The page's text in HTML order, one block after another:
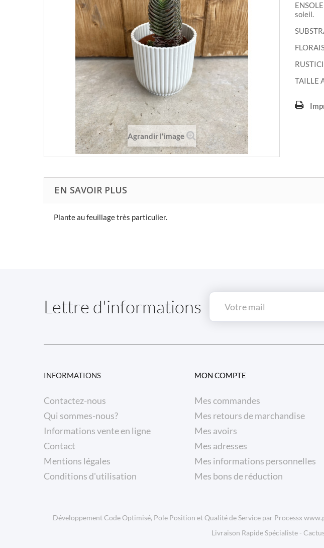
Agrandir l'image
soleil.
TAILLE
EN SAVOIR PLUS
Plante au feuillage très particulier.
Lettre d'informations
INFORMATIONS
Contactez-nous
Qui sommes-nous?
Informations vente en ligne
Contact
Mentions légales
Conditions d'utilisation
MON COMPTE
Mes commandes
Mes retours de marchandise
Mes avoirs
Mes adresses
Mes informations personnelles
Mes bons de réduction
Développement Code Optimisé, Pole Position et Qualité de Service par Processx
Livraison Rapide Spécialiste-